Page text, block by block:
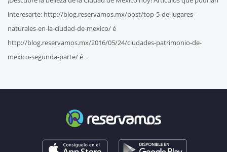
interesarte: http://blog.reservamos.mx/post/top-5-de-lugares-
naturales-en-la-ciudad-de-mexico/ é
http://blog.reservamos.mx/2016/05/24/ciudades-patrimonio-de-
mexico-segunda-parte/ é .